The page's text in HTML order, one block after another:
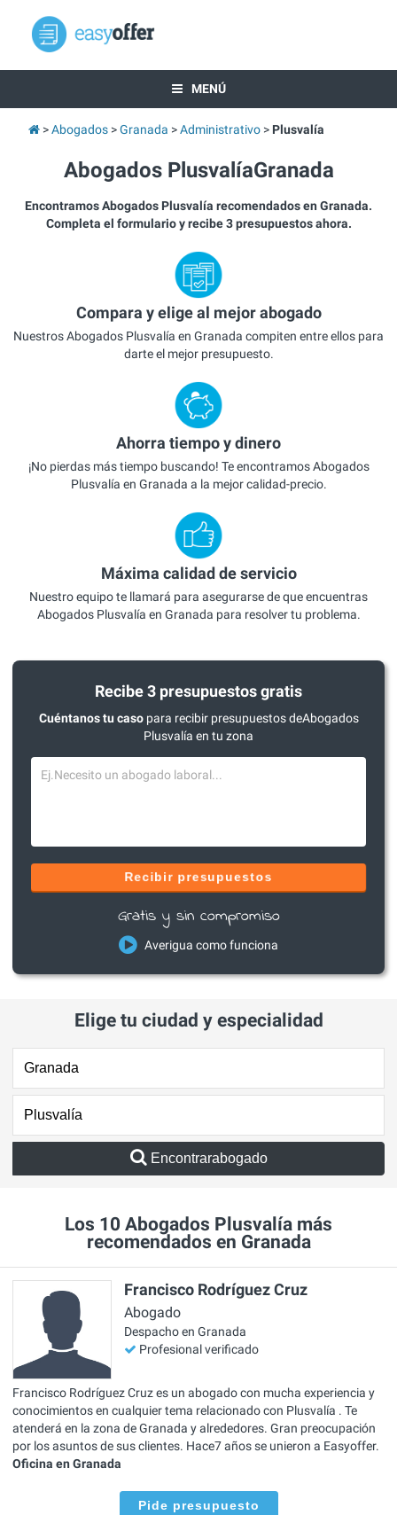
MENÚ
Abogados Granada Administrativo Plusvalía
Abogados PlusvalíaGranada
Encontramos Abogados Plusvalía recomendados en Granada.
Completa el formulario y recibe 3 presupuestos ahora.
Compara y elige al mejor abogado
Nuestros Abogados Plusvalía en Granada compiten entre ellos para
darte el mejor presupuesto.
Ahorra tiempo y dinero
¡No pierdas más tiempo buscando! Te encontramos Abogados
Plusvalía en Granada a la mejor calidad-precio.
Máxima calidad de servicio
Nuestro equipo te llamará para asegurarse de que encuentras
Abogados Plusvalía en Granada para resolver tu problema.
Recibe 3 presupuestos gratis
Cuéntanos tu casopara recibir presupuestos deAbogados
Plusvalía en tu zona
Recibir presupuestos
Gratis y sin compromiso
Averigua como funciona
Elige tu ciudad y especialidad
Encontrarabogado
Los 10 Abogados Plusvalía más
recomendados en Granada
Francisco Rodríguez Cruz
Abogado
Despacho en Granada
Profesional verificado
Francisco Rodríguez Cruz es un abogado con mucha experiencia y
conocimientos en cualquier tema relacionado con Plusvalía . Te
atenderá en la zona de Granada y alrededores. Gran preocupación
por los asuntos de sus clientes. Hace7 años se unieron a Easyoffer.
Oficina en Granada
Pide presupuesto